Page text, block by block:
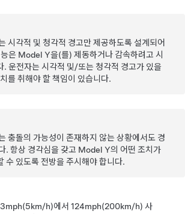
시각적 및 청각적 경고만 제공하도록 설계되어
은 Model Y을(를) 제동하거나 감속하려고 시
. 운전자는 시각적 및/또는 청각적 경고가 있을
를 취해야 할 책임이 있습니다.
충돌의 가능성이 존재하지 않는 상황에서도 경
. 항상 경각심을 갖고 Model Y의 어떤 조치가
수 있도록 전방을 주시해야 합니다.
3mph(5km/h)에서 124mph(200km/h) 사